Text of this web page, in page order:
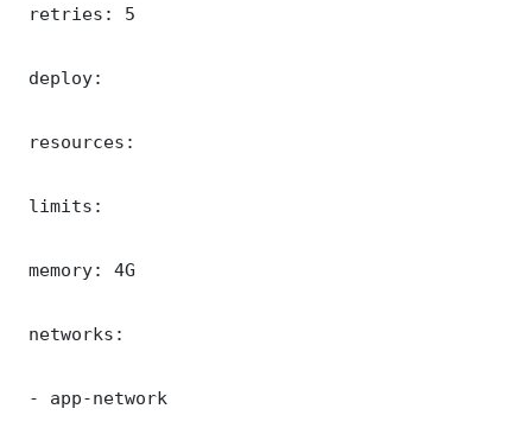
retries: 5
deploy:
resources:
limits:
memory: 4G
networks:
- app-network